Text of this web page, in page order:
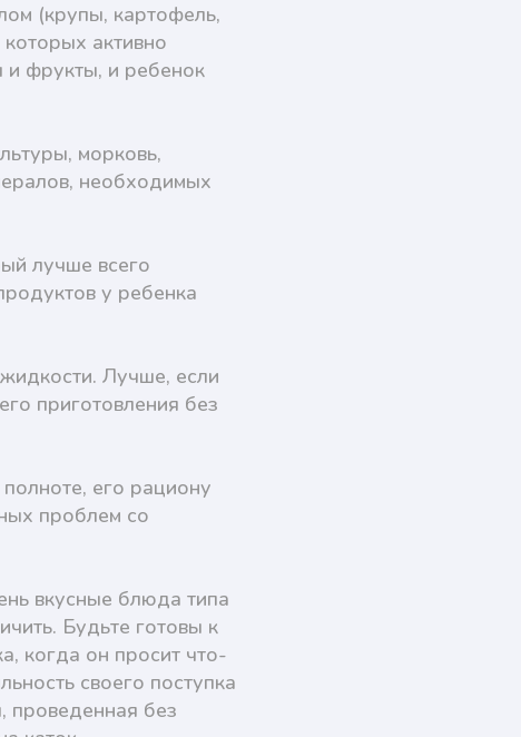
(крупы, картофель,
активно
и фрукты, и ребенок
морковь,
необходимых
лучше всего
у ребенка
Лучше, если
приготовления без
его рациону
проблем со
вкусные блюда типа
Будьте готовы к
когда он просит что-
своего поступка
проведенная без